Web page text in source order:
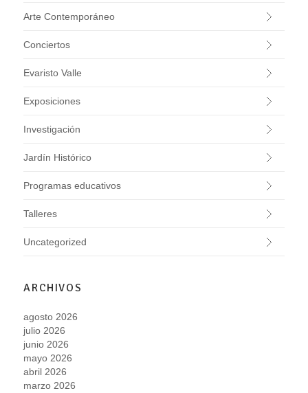
Arte Contemporáneo
Conciertos
Evaristo Valle
Exposiciones
Investigación
Jardín Histórico
Programas educativos
Talleres
Uncategorized
ARCHIVOS
agosto 2026
julio 2026
junio 2026
mayo 2026
abril 2026
marzo 2026